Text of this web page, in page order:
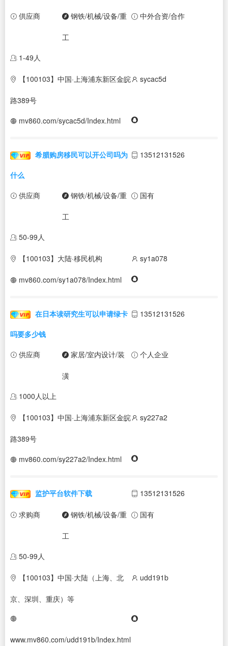
供应商
钢铁/机械/设备/重
工
中外合资/合作
1-49人
【100103】中国·上海浦东新区金皖
路389号
sycac5d
mv860.com/sycac5d/Index.html
希腊购房移民可以开公司吗为
什么
13512131526
供应商 钢铁/机械/设备/重
工
国有
50-99人
【100103】大陆·移民机构 sy1a078
mv860.com/sy1a078/Index.html
在日本读研究生可以申请绿卡
吗要多少钱
13512131526
供应商 家居/室内设计/装
潢
个人企业
1000人以上
【100103】中国·上海浦东新区金皖
路389号
sy227a2
mv860.com/sy227a2/Index.html
监护平台软件下载 13512131526
求购商 钢铁/机械/设备/重
工
国有
50-99人
【100103】中国·大陆（上海、北
京、深圳、重庆）等
udd191b
www.mv860.com/udd191b/Index.html